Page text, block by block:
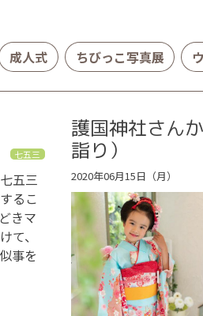
成人式 ちびっこ写真展
七五三
五三
るこ
きマ
て、
事を
護国神社さん
詣り）
2020年06月15日（月）